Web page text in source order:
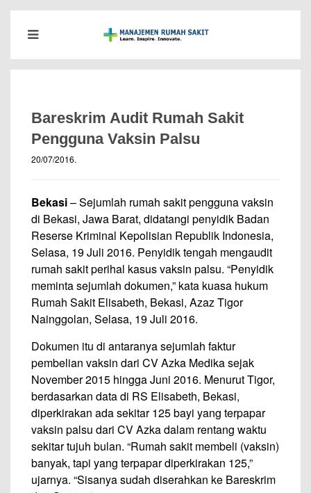
Bareskrim Audit Rumah Sakit
Pengguna Vaksin Palsu
20/07/2016.
Bekasi– Sejumlah rumah sakit pengguna vaksin
di Bekasi, Jawa Barat, didatangi penyidik Badan
Reserse Kriminal Kepolisian Republik Indonesia,
Selasa, 19 Juli 2016. Penyidik tengah mengaudit
rumah sakit perihal kasus vaksin palsu. “Penyidik
meminta sejumlah dokumen,” kata kuasa hukum
Rumah Sakit Elisabeth, Bekasi, Azaz Tigor
Nainggolan, Selasa, 19 Juli 2016.
Dokumen itu di antaranya sejumlah faktur
pembelian vaksin dari CV Azka Medika sejak
November 2015 hingga Juni 2016. Menurut Tigor,
berdasarkan data di RS Elisabeth, Bekasi,
diperkirakan ada sekitar 125 bayi yang terpapar
vaksin palsu dari CV Azka dalam rentang waktu
sekitar tujuh bulan. “Rumah sakit membeli (vaksin)
banyak, tapi yang terpapar diperkirakan 125,”
ujarnya. “Sisanya sudah diserahkan ke Bareskrim